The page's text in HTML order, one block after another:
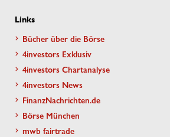
Links
Bücher über die Börse
4investors Exklusiv
4investors Chartanalyse
4investors News
FinanzNachrichten.de
Börse München
mwb fairtrade